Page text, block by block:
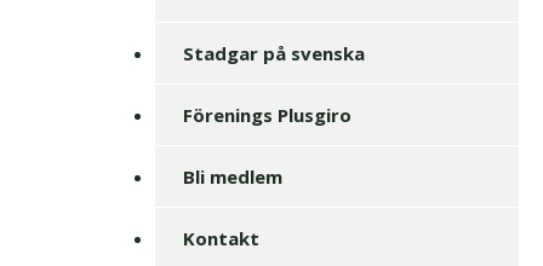
Stadgar på svenska
Förenings Plusgiro
Bli medlem
Kontakt